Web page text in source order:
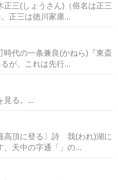
三(しょうさん)（俗名は正三
正三は徳川家康...
時代の一条兼良(かねら)『東斎
が、これは先行...
見る。...
高頂に登る〕詩 我(われ)湖に
天中の字通「」の...